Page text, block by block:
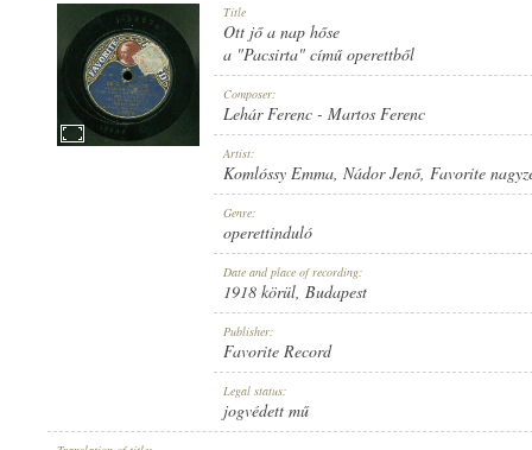
OPERETTINDULÓ
FAVORITE RECORD
Title
Ott jő a nap hőse
a "Pacsirta" című operettből
Composer:
Lehár Ferenc - Martos Ferenc
Artist:
Komlóssy Emma, Nádor Jenő, Favorite
Genre:
operettinduló
Date and place of recording:
1918 körül, Budapest
Publisher:
Favorite Record
Legal status:
jogvédett mű